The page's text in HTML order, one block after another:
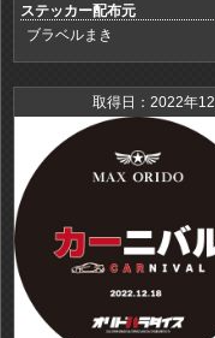
ステッカー配布元
ブラベルまき
取得日：2022年